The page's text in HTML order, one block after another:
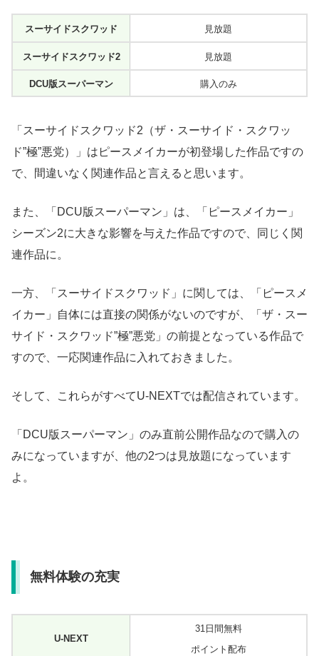
スーサイドスクワッド 見放題
スーサイドスクワッド2 見放題
DCU版スーパーマン 購入のみ
「スーサイドスクワッド2（ザ・スーサイド・スクワッ
ド”極”悪党）」はピースメイカーが初登場した作品ですの
で、間違いなく関連作品と言えると思います。
また、「DCU版スーパーマン」は、「ピースメイカー」
シーズン2に大きな影響を与えた作品ですので、同じく関
連作品に。
一方、「スーサイドスクワッド」に関しては、「ピースメ
イカー」自体には直接の関係がないのですが、「ザ・スー
サイド・スクワッド”極”悪党」の前提となっている作品で
すので、一応関連作品に入れておきました。
そして、これらがすべてU-NEXTでは配信されています。
「DCU版スーパーマン」のみ直前公開作品なので購入の
みになっていますが、他の2つは見放題になっています
よ。
無料体験の充実
U-NEXT
31日間無料
ポイント配布